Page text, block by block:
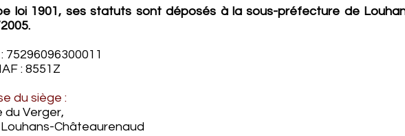
loi 1901, ses statuts sont déposés à la sous-préfecture de
75296096300011
: 8551Z​
du siège :
du Verger,
Louhans-Châteaurenaud